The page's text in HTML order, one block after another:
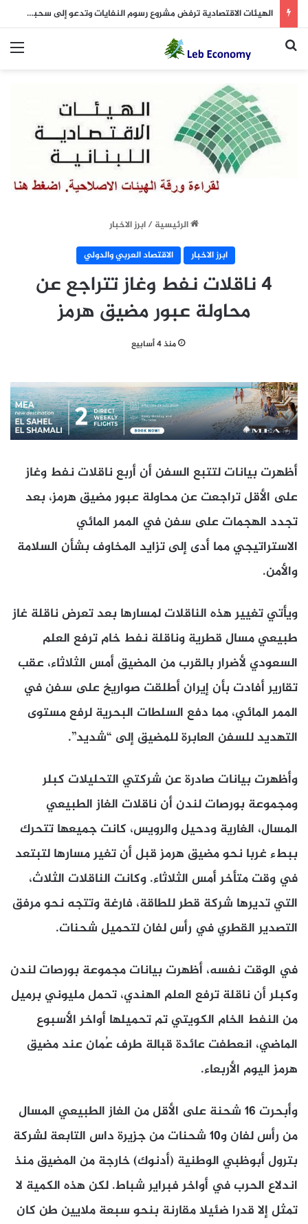
الهيئات الاقتصادية ترفض مشروع رسوم النفايات وتدعو إلى سحبه: غير منطقية وتزيد الإنكماش الإجتماعي والإقتصادي.. والدولة لديها بدائل لزيادة الإيرادات
بحث عن
الرئيسية/ابرز الاخبار
ابرز الاخبار
الاقتصاد العربي والدولي
4 ناقلات نفط وغاز تتراجع عن
محاولة عبور مضيق هرمز
منذ 4 أسابيع
أظهرت بيانات لتتبع السفن أن أربع ناقلات نفط وغاز
على الأقل تراجعت عن محاولة عبور مضيق هرمز، بعد
تجدد الهجمات على سفن ​في الممر المائي
الاستراتيجي مما أدى إلى تزايد المخاوف بشأن السلامة
والأمن.
ويأتي تغيير ‌هذه الناقلات لمسارها بعد تعرض ناقلة غاز
طبيعي مسال قطرية وناقلة نفط خام ترفع العلم
السعودي لأضرار بالقرب من المضيق أمس الثلاثاء، عقب
تقارير أفادت بأن إيران أطلقت صواريخ على سفن في
الممر المائي، مما ​دفع السلطات البحرية لرفع مستوى
التهديد للسفن العابرة للمضيق إلى “شديد”.
وأظهرت بيانات صادرة عن شركتي ​التحليلات كبلر
ومجموعة بورصات لندن أن ناقلات الغاز الطبيعي
المسال، الغارية ودحيل ⁠والرويس، كانت جميعها تتحرك
ببطء غربا نحو مضيق هرمز قبل أن تغير مسارها لتبتعد
في ​وقت متأخر أمس الثلاثاء. وكانت الناقلات الثلاث،
التي تديرها شركة قطر للطاقة، فارغة وتتجه نحو مرفق
​التصدير القطري في رأس لفان لتحميل شحنات.
في الوقت نفسه، أظهرت بيانات مجموعة بورصات لندن
وكبلر أن ناقلة ترفع العلم الهندي، تحمل مليوني برميل
من النفط الخام الكويتي تم تحميلها أواخر الأسبوع
الماضي، انعطفت عائدة قبالة طرف عُمان ​عند مضيق
هرمز اليوم الأربعاء.
وأبحرت 16 شحنة على الأقل من الغاز الطبيعي المسال
من رأس ​لفان و10 شحنات من جزيرة داس التابعة لشركة
بترول أبوظبي الوطنية (أدنوك) خارجة من المضيق منذ
اندلاع الحرب في ‌أواخر ⁠فبراير شباط. لكن هذه الكمية لا
تمثل إلا قدرا ضئيلا مقارنة بنحو سبعة ملايين طن كان